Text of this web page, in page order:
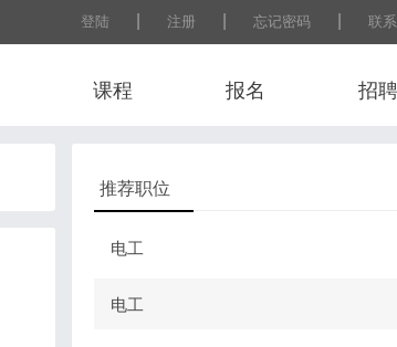
登陆 | 注册 | 忘记密码 | 联
课程 报名 招聘
推荐职位
电工
电工